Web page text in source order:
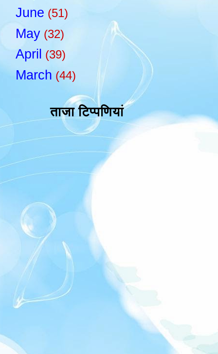
June (51)
May (32)
April (39)
March (44)
ताजा टिप्पणियां